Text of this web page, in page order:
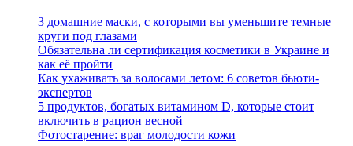
3 домашние маски, с которыми вы уменьшите темные
круги под глазами
Обязательна ли сертификация косметики в Украине и
как её пройти
Как ухаживать за волосами летом: 6 советов бьюти-
экспертов
5 продуктов, богатых витамином D, которые стоит
включить в рацион весной
Фотостарение: враг молодости кожи